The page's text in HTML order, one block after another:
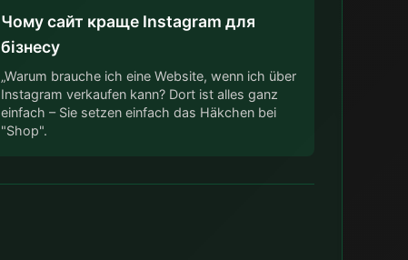
Чому сайт краще Instagram для
бізнесу
„Warum brauche ich eine Website, wenn ich über
Instagram verkaufen kann? Dort ist alles ganz
einfach – Sie setzen einfach das Häkchen bei
"Shop".